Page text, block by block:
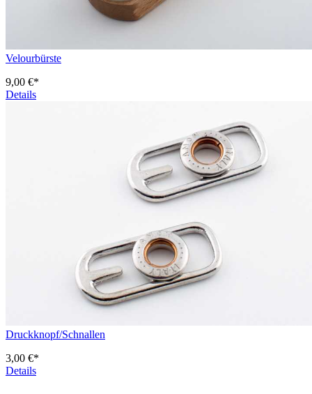
Velourbürste
9,00 €*
Details
Druckknopf/Schnallen
3,00 €*
Details